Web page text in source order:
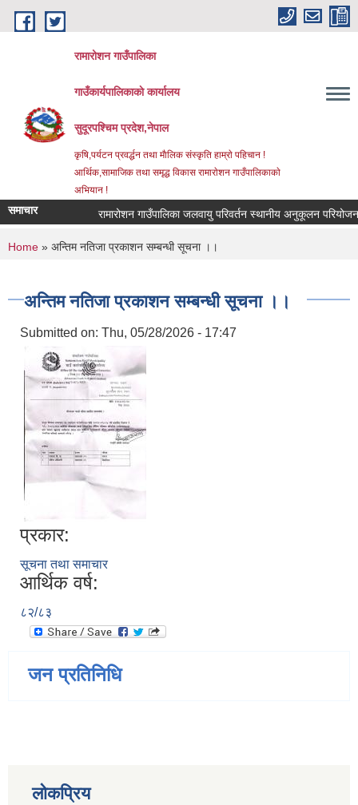
Skip to main content
रामारोशन गाउँपालिका
गाउँकार्यपालिकाकाे कार्यालय
सुदूरपश्चिम प्रदेश,नेपाल
कृषि,पर्यटन प्रवर्द्धन तथा माैलिक संस्कृति हाम्राे पहिचान !
आर्थिक,सामाजिक तथा समृद्ध विकास रामाराेशन गाउँपालिकाकाे
अभियान !
समाचार रामारोशन गाउँपालिका जलवायु परिवर्तन स्थानीय अनुकूलन
You are here
Home » अन्तिम नतिजा प्रकाशन सम्बन्धी सूचना ।।
अन्तिम नतिजा प्रकाशन सम्बन्धी सूचना ।।
Submitted on: Thu, 05/28/2026 - 17:47
प्रकार:
सूचना तथा समाचार
आर्थिक वर्ष:
८२/८३
जन प्रतिनिधि
लोकप्रिय